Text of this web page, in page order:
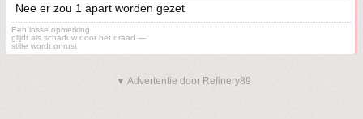
Nee er zou 1 apart worden gezet
Een losse opmerking
glijdt als schaduw door het draad —
stilte wordt onrust
▼ Advertentie door Refinery89